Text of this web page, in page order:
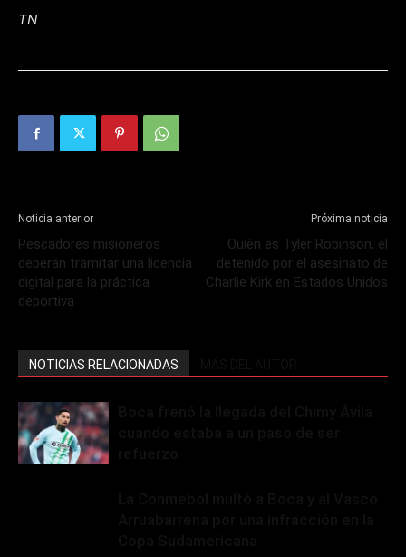
TN
Noticia anterior
Pescadores misioneros
deberán tramitar una licencia
digital para la práctica
deportiva
Próxima noticia
Quién es Tyler Robinson, el
detenido por el asesinato de
Charlie Kirk en Estados Unidos
NOTICIAS RELACIONADAS